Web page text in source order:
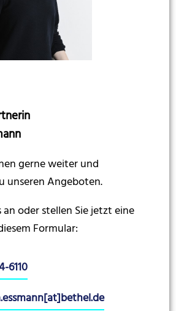
gerne weiter und
unseren Angeboten.
an oder stellen Sie jetzt eine
Formular:
6110